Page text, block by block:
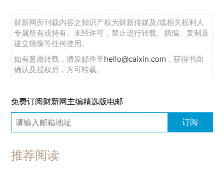
财新网所刊载内容之知识产权为财新传媒及/或相关权利人
专属所有或持有。未经许可，禁止进行转载、摘编、复制及
建立镜像等任何使用。
如有意愿转载，请发邮件至hello@caixin.com ，获得书面
确认及授权后，方可转载。
免费订阅财新网主编精选版电邮
订阅
推荐阅读